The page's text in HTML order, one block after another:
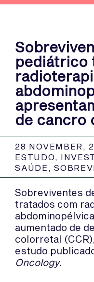
pediátrico
de cancro
28 NOVEMBER,
ESTUDO,
SAÚDE ,
Sobreviventes
tratados com
aumentado de
colorretal
estudo
Oncology.